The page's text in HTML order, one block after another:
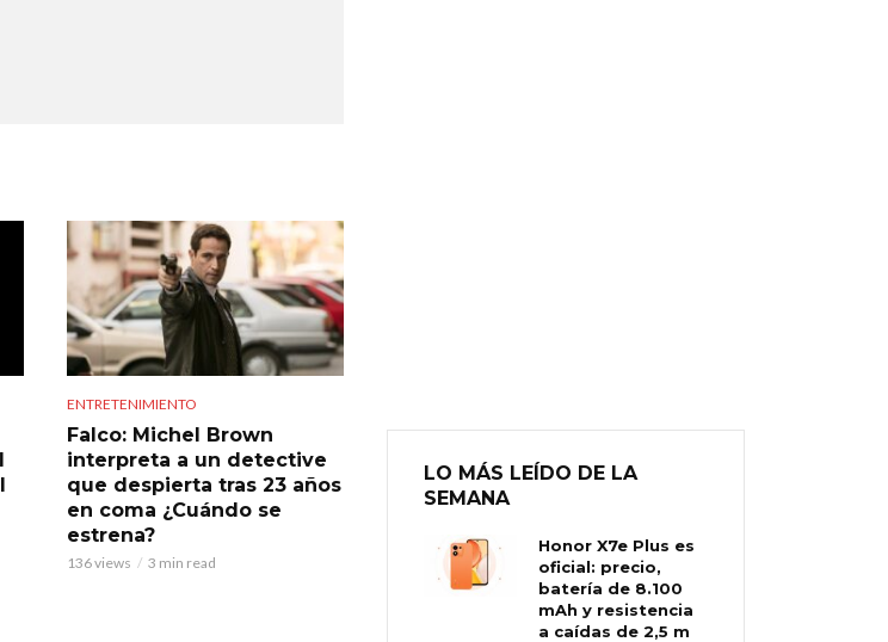
ENTRETENIMIENTO
Falco: Michel Brown
interpreta a un detective
que despierta tras 23 años
en coma ¿Cuándo se
estrena?
136 views 3 min read
LO MÁS LEÍDO DE LA
SEMANA
Honor X7e Plus es
oficial: precio,
batería de 8.100
mAh y resistencia
a caídas de 2,5 m